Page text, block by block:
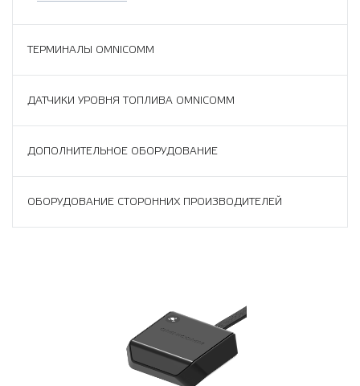
ТЕРМИНАЛЫ OMNICOMM
ДАТЧИКИ УРОВНЯ ТОПЛИВА OMNICOMM
ДОПОЛНИТЕЛЬНОЕ ОБОРУДОВАНИЕ
ОБОРУДОВАНИЕ СТОРОННИХ ПРОИЗВОДИТЕЛЕЙ